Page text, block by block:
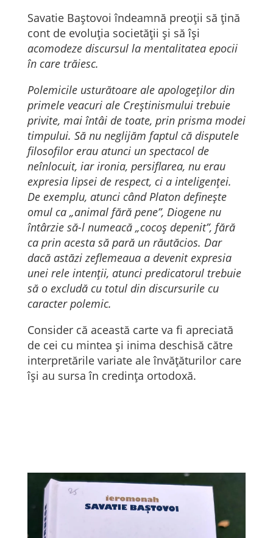
Savatie Baștovoi îndeamnă preoții să țină
cont de evoluția societății și să își
acomodeze discursul la mentalitatea epocii
în care trăiesc.
Polemicile usturătoare ale apologeților din
primele veacuri ale Creştinismului trebuie
privite, mai întâi de toate, prin prisma modei
timpului. Să nu neglijăm faptul că disputele
filosofilor erau atunci un spectacol de
neînlocuit, iar ironia, persiflarea, nu erau
expresia lipsei de respect, ci a inteligenţei.
De exemplu, atunci când Platon defineşte
omul ca „animal fără pene”, Diogene nu
întârzie să-l numeacă „cocoş depenit”, fără
ca prin acesta să pară un răutăcios. Dar
dacă astăzi zeflemeaua a devenit expresia
unei rele intenții, atunci predicatorul trebuie
să o excludă cu totul din discursurile cu
caracter polemic.
Consider că această carte va fi apreciată
de cei cu mintea și inima deschisă către
interpretările variate ale învățăturilor care
își au sursa în credința ortodoxă.